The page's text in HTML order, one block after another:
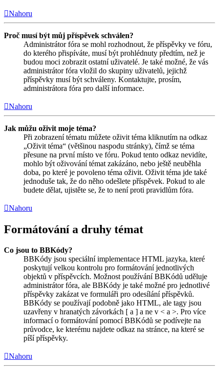
Nahoru
Proč musí být můj příspěvek schválen?
Administrátor fóra se mohl rozhodnout, že příspěvky ve fóru,
do kterého přispíváte, musí být prohlédnuty předtím, než je
budou moci zobrazit ostatní uživatelé. Je také možné, že vás
administrátor fóra vložil do skupiny uživatelů, jejichž
příspěvky musí být schváleny. Kontaktujte, prosím,
administrátora fóra pro další informace.
Nahoru
Jak můžu oživit moje téma?
Při zobrazení tématu můžete oživit téma kliknutím na odkaz
„Oživit téma“ (většinou naspodu stránky), čímž se téma
přesune na první místo ve fóru. Pokud tento odkaz nevidíte,
mohlo být oživování témat zakázáno, nebo ještě neuběhla
doba, po které je povoleno téma oživit. Oživit téma jde také
jednoduše tak, že do něho odešlete příspěvek. Pokud to ale
budete dělat, ujistěte se, že to není proti pravidlům fóra.
Nahoru
Formátování a druhy témat
Co jsou to BBKódy?
BBKódy jsou speciální implementace HTML jazyka, které
poskytují velkou kontrolu pro formátování jednotlivých
objektů v příspěvcích. Možnost používání BBKódů uděluje
administrátor fóra, ale BBKódy je také možné pro jednotlivé
příspěvky zakázat ve formuláři pro odesílání příspěvků.
BBKódy se používají podobně jako HTML, ale tagy jsou
uzavřeny v hranatých závorkách [ a ] a ne v < a >. Pro více
informací o formátování pomocí BBKódů se podívejte na
průvodce, ke kterému najdete odkaz na stránce, na které se
píší příspěvky.
Nahoru